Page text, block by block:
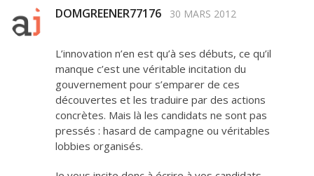
DOMGREENER77176 30 MARS 2012
L’innovation n’en est qu’à ses débuts, ce qu’il
manque c’est une véritable incitation du
gouvernement pour s’emparer de ces
découvertes et les traduire par des actions
concrètes. Mais là les candidats ne sont pas
pressés : hasard de campagne ou véritables
lobbies organisés.